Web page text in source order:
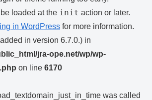
loaded at the init action or later.
in WordPress for more information.
in version 6.7.0.) in
jra-ope.net/wp/wp-
on line 6170
was called